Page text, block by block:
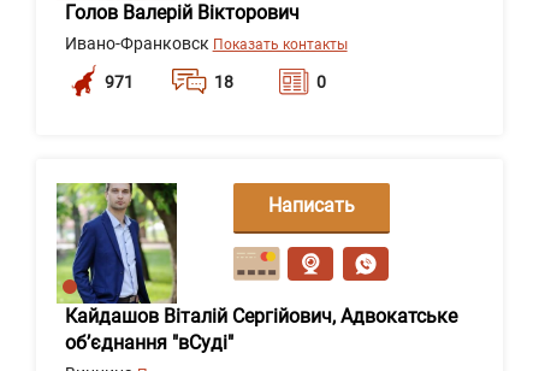
Голов Валерій Вікторович
Ивано-Франковск Показать контакты
971 18 0
Кайдашов Віталій Сергійович, Адвокатське
об’єднання "вСуді"
Написать
сообщение